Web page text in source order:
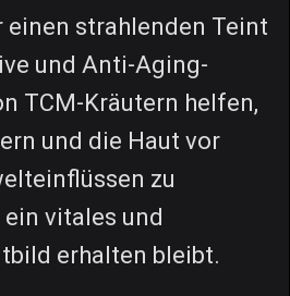
einen strahlenden Teint
und Anti-Aging-
TCM-Kräutern helfen,
und die Haut vor
zu
vitales und
erhalten bleibt.